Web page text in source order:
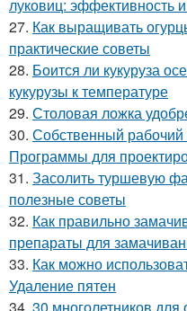
луковиц: эффективность
27. Как выращивать
практические советы
28. Боится ли кукуруза
кукурузы к температуре
29. Столовая ложка
30. Собственный рабочий
Программы для
31. Засолить туршевую
полезные советы
32. Как правильно
препараты для
33. Как можно
Удаление пятен